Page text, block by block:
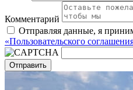
Комментарий
Отправляя данные, я
«Пользовательского
Отправить